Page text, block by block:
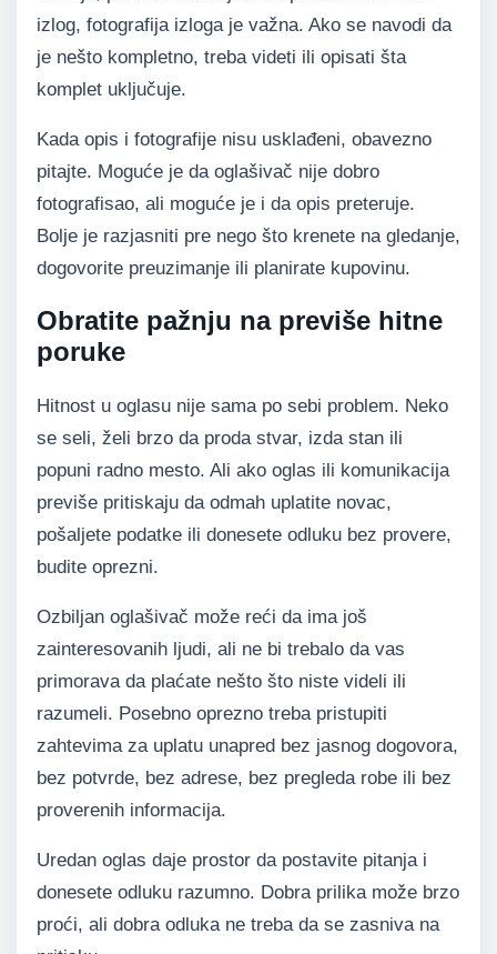
izlog, fotografija izloga je važna. Ako se navodi da
je nešto kompletno, treba videti ili opisati šta
komplet uključuje.
Kada opis i fotografije nisu usklađeni, obavezno
pitajte. Moguće je da oglašivač nije dobro
fotografisao, ali moguće je i da opis preteruje.
Bolje je razjasniti pre nego što krenete na gledanje,
dogovorite preuzimanje ili planirate kupovinu.
Obratite pažnju na previše hitne
poruke
Hitnost u oglasu nije sama po sebi problem. Neko
se seli, želi brzo da proda stvar, izda stan ili
popuni radno mesto. Ali ako oglas ili komunikacija
previše pritiskaju da odmah uplatite novac,
pošaljete podatke ili donesete odluku bez provere,
budite oprezni.
Ozbiljan oglašivač može reći da ima još
zainteresovanih ljudi, ali ne bi trebalo da vas
primorava da plaćate nešto što niste videli ili
razumeli. Posebno oprezno treba pristupiti
zahtevima za uplatu unapred bez jasnog dogovora,
bez potvrde, bez adrese, bez pregleda robe ili bez
proverenih informacija.
Uredan oglas daje prostor da postavite pitanja i
donesete odluku razumno. Dobra prilika može brzo
proći, ali dobra odluka ne treba da se zasniva na